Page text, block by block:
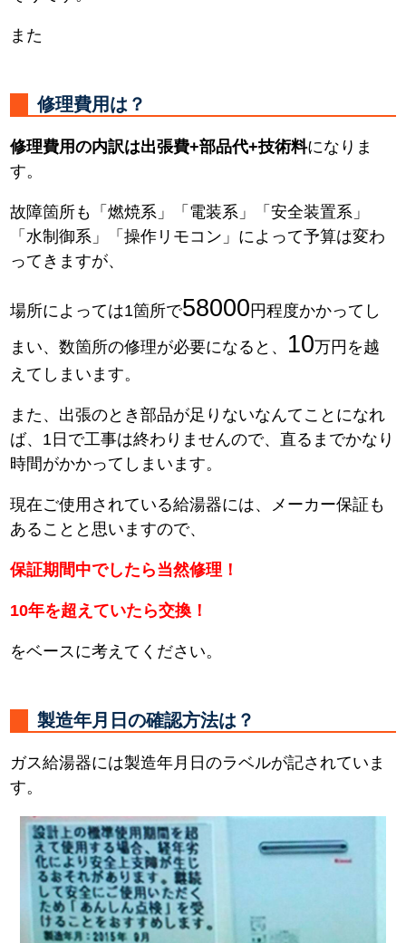
また
修理費用は？
修理費用の内訳は出張費+部品代+技術料になりま
す。
故障箇所も「燃焼系」「電装系」「安全装置系」
「水制御系」「操作リモコン」によって予算は変わ
ってきますが、
場所によっては1箇所で58000 円程度かかってし
まい、数箇所の修理が必要になると、 10万円を越
えてしまいます。
また、出張のとき部品が足りないなんてことになれ
ば、1日で工事は終わりませんので、直るまでかなり
時間がかかってしまいます。
現在ご使用されている給湯器には、メーカー保証も
あることと思いますので、
保証期間中でしたら当然修理！
10年を超えていたら交換！
をベースに考えてください。
製造年月日の確認方法は？
ガス給湯器には製造年月日のラベルが記されていま
す。